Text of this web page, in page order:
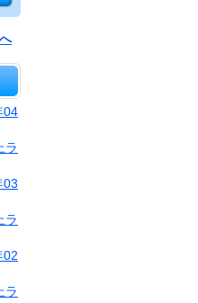
04
ラ
03
ラ
02
ラ